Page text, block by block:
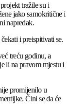
tražile su i
jako samokritične i
napredak.
i preispitivati se.
treću godinu, a
li na pravom mjestu i
promijenilo u
Čini se da će